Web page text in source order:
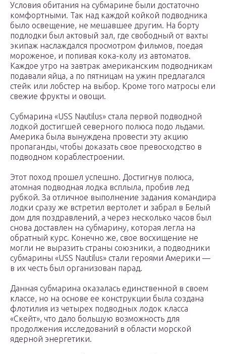
Условия обитания на субмарине были достаточно
комфортными. Так над каждой койкой подводника
было освещение, не мешавшее другим. На борту
подлодки был актовый зал, где свободный от вахты
экипаж наслаждался просмотром фильмов, поедая
мороженое, и попивая кока-колу из автоматов.
Каждое утро на завтрак американским подводникам
подавали яйца, а по пятницам на ужин предлагался
стейк или лобстер на выбор. Кроме того матросы ели
свежие фрукты и овощи.
Субмарина «USS Nautilus» стала первой подводной
лодкой достигшей северного полюса подо льдами.
Америка была вынуждена провести эту акцию
пропаганды, чтобы доказать свое превосходство в
подводном кораблестроении.
Этот поход прошел успешно. Достигнув полюса,
атомная подводная лодка всплыла, пробив лед
рубкой. За отличное выполнение задания командира
лодки сразу же встретил вертолет и забрал в Белый
дом для поздравлений, а через несколько часов был
снова доставлен на субмарину, которая легла на
обратный курс. Конечно же, свое восхищение не
могли не выразить страны союзники, а подводники
субмарины «USS Nautilus» стали героями Америки —
в их честь был организован парад.
Данная субмарина оказалась единственной в своем
классе, но на основе ее конструкции была создана
флотилия из четырех подводных лодок класса
«Скейт», что дало большую возможность для
продолжения исследований в области морской
ядерной энергетики.